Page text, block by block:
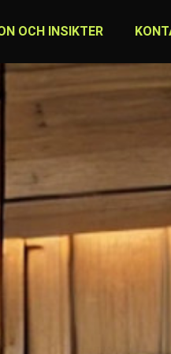
OCH INSIKTER